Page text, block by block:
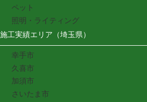
ペット
照明・ライティング
施工実績エリア（埼玉県）
幸手市
久喜市
加須市
さいたま市